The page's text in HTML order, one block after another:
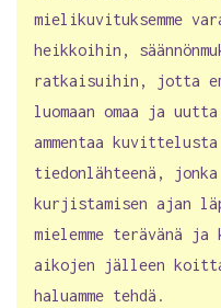
mielikuvituksemme
heikkoihin,
ratkaisuihin, jotta
luomaan omaa ja
ammentaa
tiedonlähteenä, jonka
kurjistamisen ajan
mielemme terävänä
aikojen jälleen
haluamme tehdä.